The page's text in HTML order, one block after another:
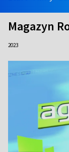
Magazyn
2023